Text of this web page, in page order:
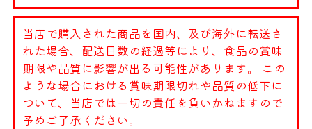
当店で購入された商品を国内、及び海外に転送さ
れた場合、配送日数の経過等により、食品の賞味
期限や品質に影響が出る可能性があります。 この
ような場合における賞味期限切れや品質の低下に
ついて、当店では一切の責任を負いかねますので
予めご了承ください。